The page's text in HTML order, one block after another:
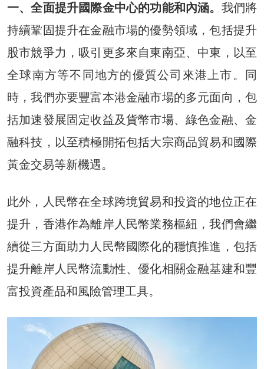
一、全面提升國際金中心的功能和內涵。 我們將
持續鞏固提升在金融市場的優勢領域，包括提升
股市競爭力，吸引更多來自東南亞、中東，以至
全球南方等不同地方的優質公司來港上市。同
時，我們亦要豐富本港金融市場的多元面向，包
括加速發展固定收益及貨幣市場、綠色金融、金
融科技，以至積極開拓包括大宗商品貿易和國際
黃金交易等新機遇。
此外，人民幣在全球跨境貿易和投資的地位正在
提升，香港作為離岸人民幣業務樞紐，我們會繼
續從三方面助力人民幣國際化的穩慎推進，包括
提升離岸人民幣流動性、優化相關金融基建和豐
富投資產品和風險管理工具。